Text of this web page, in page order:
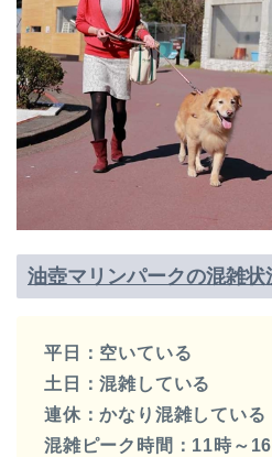
油壺マリンパークの混雑状
平日：空いている
土日：混雑している
連休：かなり混雑している
混雑ピーク時間：11時～